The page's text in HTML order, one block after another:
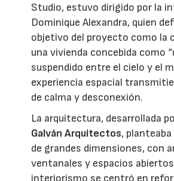
Studio, estuvo dirigido por la
Dominique Alexandra, quien
objetivo del proyecto como la
una vivienda concebida como
suspendido entre el cielo y el
experiencia espacial
de calma y desconexión.
La arquitectura, desarrollada
Galván Arquitectos,
de grandes dimensiones, con
ventanales y espacios
interiorismo se centró en